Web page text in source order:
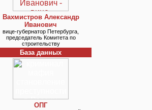
Вахмистров Александр
Иванович
вице-губернатор Петербурга,
председатель Комитета по
строительству
База данных
ОПГ